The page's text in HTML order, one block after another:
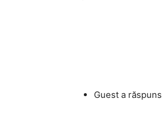
Guest a răspuns